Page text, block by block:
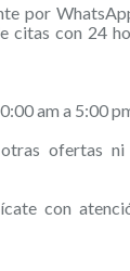
por
citas con 24
am a 5:00
ofertas
con